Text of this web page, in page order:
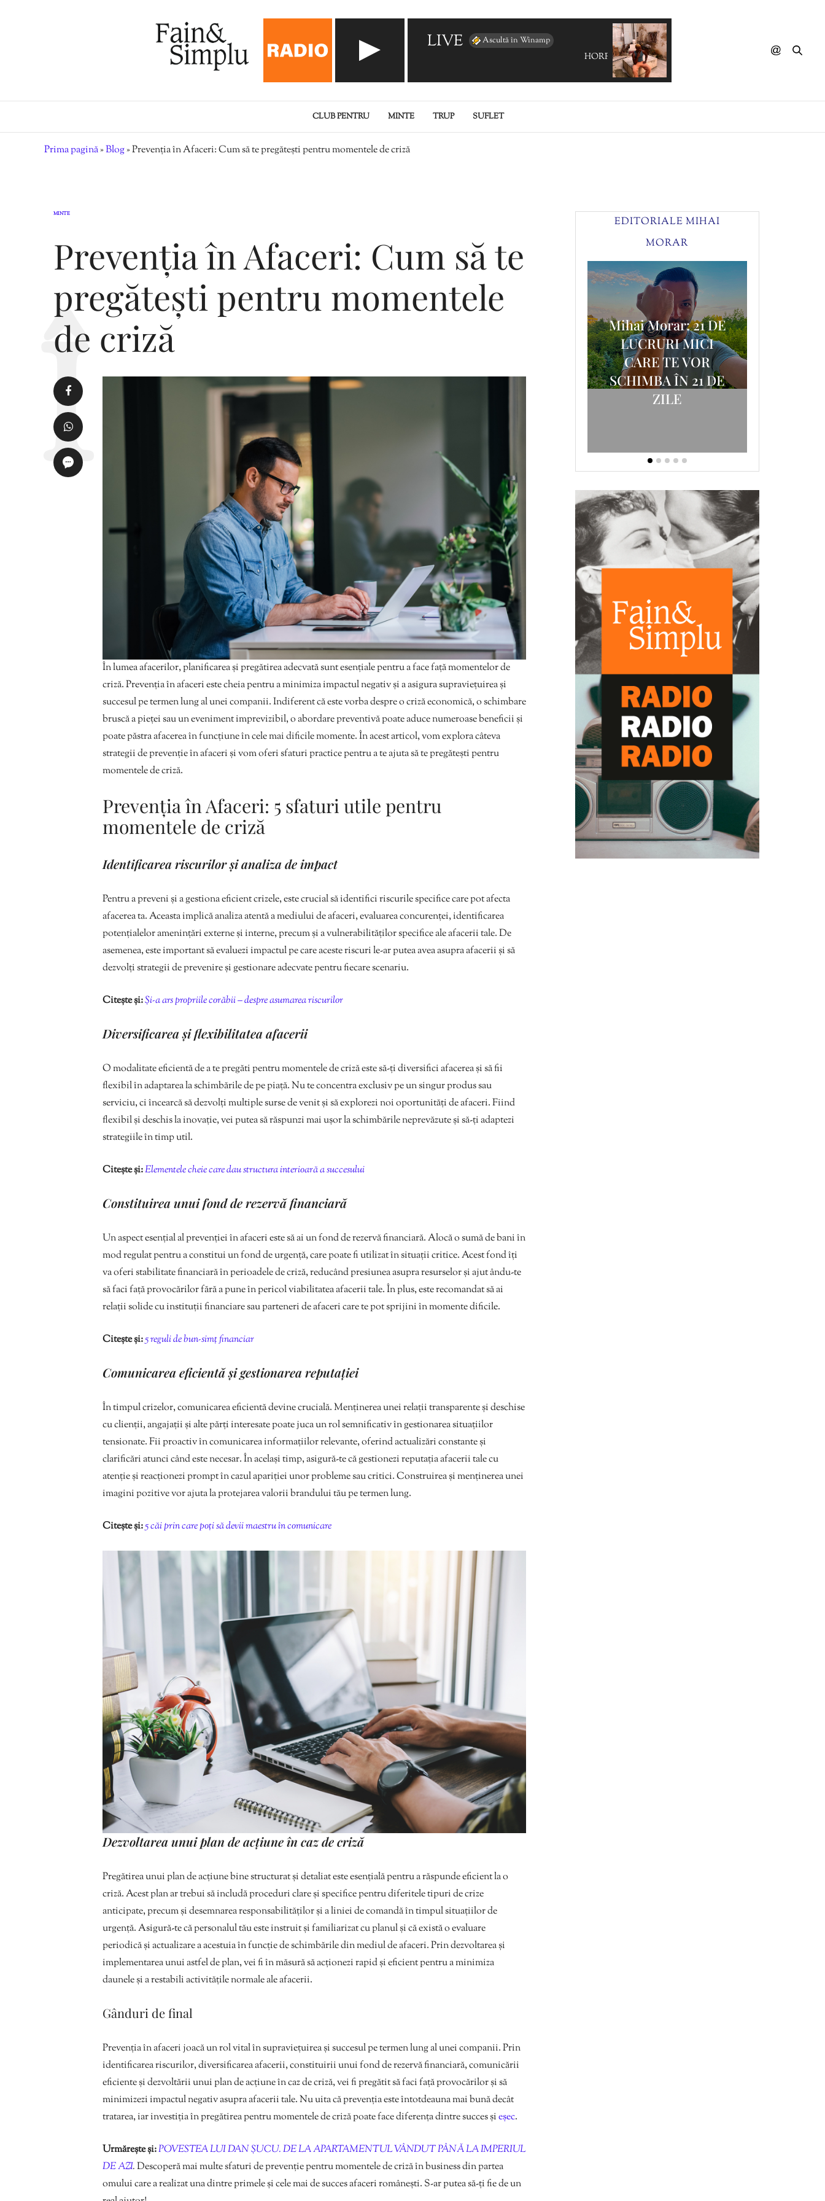
LIVE Ascultă în Winamp
HORROR DISCO - Shadows Dancing
CLUB PENTRU MINTE TRUP SUFLET
Prima pagină»Blog»Prevenția în Afaceri: Cum să te pregătești pentru momentele de criză
MINTE
Prevenția în Afaceri: Cum să te
pregătești pentru momentele
de criză
În lumea afacerilor, planificarea și pregătirea adecvată sunt esențiale pentru a face față momentelor de
criză. Prevenția în afaceri este cheia pentru a minimiza impactul negativ și a asigura supraviețuirea și
succesul pe termen lung al unei companii. Indiferent că este vorba despre o criză economică, o schimbare
bruscă a pieței sau un eveniment imprevizibil, o abordare preventivă poate aduce numeroase beneficii și
poate păstra afacerea în funcțiune în cele mai dificile momente. În acest articol, vom explora câteva
strategii de prevenție în afaceri și vom oferi sfaturi practice pentru a te ajuta să te pregătești pentru
momentele de criză.
Prevenția în Afaceri: 5 sfaturi utile pentru
momentele de criză
Identificarea riscurilor și analiza de impact
Pentru a preveni și a gestiona eficient crizele, este crucial să identifici riscurile specifice care pot afecta
afacerea ta. Aceasta implică analiza atentă a mediului de afaceri, evaluarea concurenței, identificarea
potențialelor amenințări externe și interne, precum și a vulnerabilităților specifice ale afacerii tale. De
asemenea, este important să evaluezi impactul pe care aceste riscuri le-ar putea avea asupra afacerii și să
dezvolți strategii de prevenire și gestionare adecvate pentru fiecare scenariu.
Citește și:Și-a ars propriile corăbii – despre asumarea riscurilor
Diversificarea și flexibilitatea afacerii
O modalitate eficientă de a te pregăti pentru momentele de criză este să-ți diversifici afacerea și să fii
flexibil în adaptarea la schimbările de pe piață. Nu te concentra exclusiv pe un singur produs sau
serviciu, ci încearcă să dezvolți multiple surse de venit și să explorezi noi oportunități de afaceri. Fiind
flexibil și deschis la inovație, vei putea să răspunzi mai ușor la schimbările neprevăzute și să-ți adaptezi
strategiile în timp util.
Citește și:Elementele cheie care dau structura interioară a succesului
Constituirea unui fond de rezervă financiară
Un aspect esențial al prevenției în afaceri este să ai un fond de rezervă financiară. Alocă o sumă de bani în
mod regulat pentru a constitui un fond de urgență, care poate fi utilizat în situații critice. Acest fond îți
va oferi stabilitate financiară în perioadele de criză, reducând presiunea asupra resurselor și ajut ându-te
să faci față provocărilor fără a pune în pericol viabilitatea afacerii tale. În plus, este recomandat să ai
relații solide cu instituții financiare sau parteneri de afaceri care te pot sprijini în momente dificile.
Citește și:5 reguli de bun-simț financiar
Comunicarea eficientă și gestionarea reputației
În timpul crizelor, comunicarea eficientă devine crucială. Menținerea unei relații transparente și deschise
cu clienții, angajații și alte părți interesate poate juca un rol semnificativ în gestionarea situațiilor
tensionate. Fii proactiv în comunicarea informațiilor relevante, oferind actualizări constante și
clarificări atunci când este necesar. În același timp, asigură-te că gestionezi reputația afacerii tale cu
atenție și reacționezi prompt în cazul apariției unor probleme sau critici. Construirea și menținerea unei
imagini pozitive vor ajuta la protejarea valorii brandului tău pe termen lung.
Citește și:5 căi prin care poți să devii maestru în comunicare
Dezvoltarea unui plan de acțiune în caz de criză
Pregătirea unui plan de acțiune bine structurat și detaliat este esențială pentru a răspunde eficient la o
criză. Acest plan ar trebui să includă proceduri clare și specifice pentru diferitele tipuri de crize
anticipate, precum și desemnarea responsabilităților și a liniei de comandă în timpul situațiilor de
urgență. Asigură-te că personalul tău este instruit și familiarizat cu planul și că există o evaluare
periodică și actualizare a acestuia în funcție de schimbările din mediul de afaceri. Prin dezvoltarea și
implementarea unui astfel de plan, vei fi în măsură să acționezi rapid și eficient pentru a minimiza
daunele și a restabili activitățile normale ale afacerii.
Gânduri de final
Prevenția în afaceri joacă un rol vital în supraviețuirea și succesul pe termen lung al unei companii. Prin
identificarea riscurilor, diversificarea afacerii, constituirii unui fond de rezervă financiară, comunicării
eficiente și dezvoltării unui plan de acțiune în caz de criză, vei fi pregătit să faci față provocărilor și să
minimizezi impactul negativ asupra afacerii tale. Nu uita că prevenția este întotdeauna mai bună decât
tratarea, iar investiția în pregătirea pentru momentele de criză poate face diferența dintre succes șieșec.
Urmărește și:POVESTEA LUI DAN ȘUCU. DE LA APARTAMENTUL VÂNDUT PÂNĂ LA IMPERIUL
DE AZI.Descoperă mai multe sfaturi de prevenție pentru momentele de criză în business din partea
omului care a realizat una dintre primele și cele mai de succes afaceri românești. S-ar putea să-ți fie de un
EDITORIALE MIHAI
MORAR
Mihai Morar: 21 DE
LUCRURI MICI
CARE TE VOR
SCHIMBA ÎN 21 DE
ZILE